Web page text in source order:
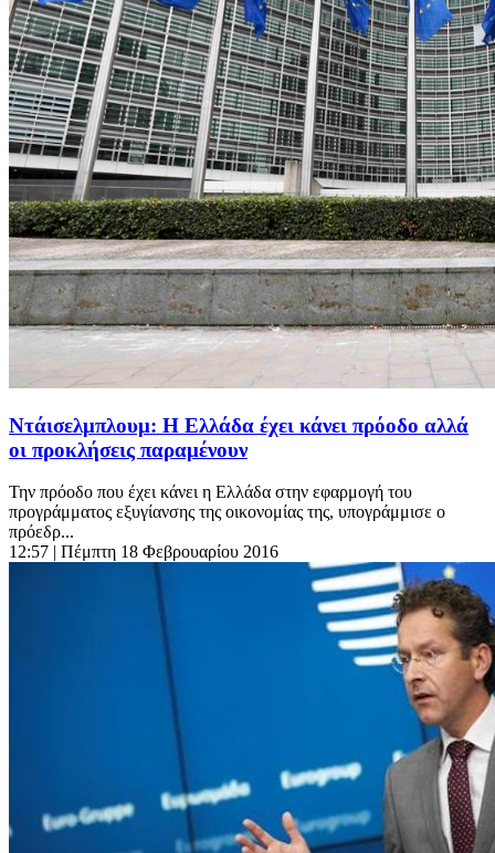
Ντάισελμπλουμ: Η Ελλάδα έχει κάνει πρόοδο αλλά
οι προκλήσεις παραμένουν
Την πρόοδο που έχει κάνει η Ελλάδα στην εφαρμογή του
προγράμματος εξυγίανσης της οικονομίας της, υπογράμμισε ο
πρόεδρ...
12:57 | Πέμπτη 18 Φεβρουαρίου 2016